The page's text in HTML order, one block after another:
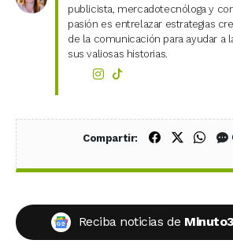
publicista, mercadotecnóloga y
pasión es entrelazar estrategias
de la comunicación para ayudar a
sus valiosas historias.
Compartir: Compartir
Reciba noticias de